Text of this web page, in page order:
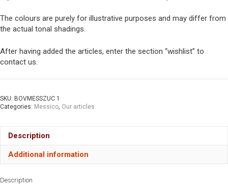
The colours are purely for illustrative purposes and may differ from
the actual tonal shadings.
After having added the articles, enter the section “wishlist” to
contact us.
SKU: BOVMESSZUC 1
Categories: Messico, Our articles
Description
Additional information
Description